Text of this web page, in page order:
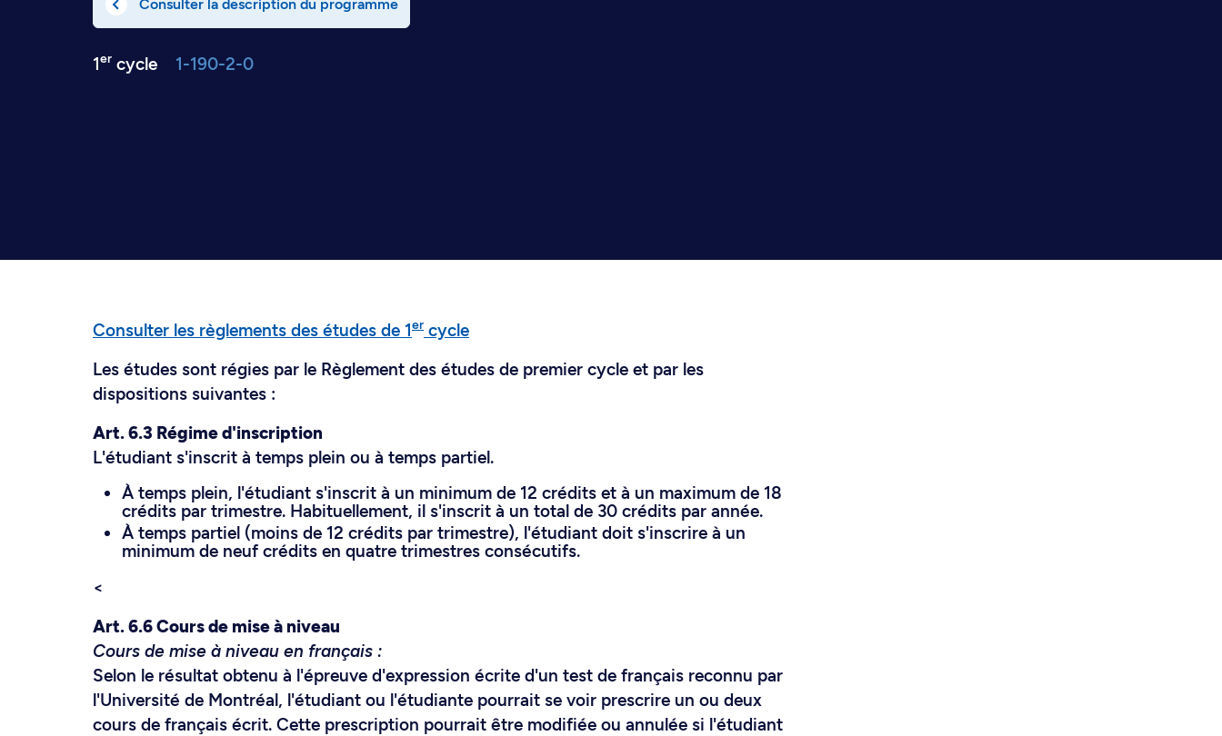
Consulter la description du programme
1er cycle 1-190-2-0
Consulter les règlements des études de 1er cycle
Les études sont régies par le Règlement des études de premier cycle et par les
dispositions suivantes :
Art. 6.3 Régime d'inscription
L'étudiant s'inscrit à temps plein ou à temps partiel.
À temps plein, l'étudiant s'inscrit à un minimum de 12 crédits et à un maximum de 18
crédits par trimestre. Habituellement, il s'inscrit à un total de 30 crédits par année.
À temps partiel (moins de 12 crédits par trimestre), l'étudiant doit s'inscrire à un
minimum de neuf crédits en quatre trimestres consécutifs.
<
Art. 6.6 Cours de mise à niveau
Cours de mise à niveau en français :
Selon le résultat obtenu à l'épreuve d'expression écrite d'un test de français reconnu par
l'Université de Montréal, l'étudiant ou l'étudiante pourrait se voir prescrire un ou deux
cours de français écrit. Cette prescription pourrait être modifiée ou annulée si l'étudiant